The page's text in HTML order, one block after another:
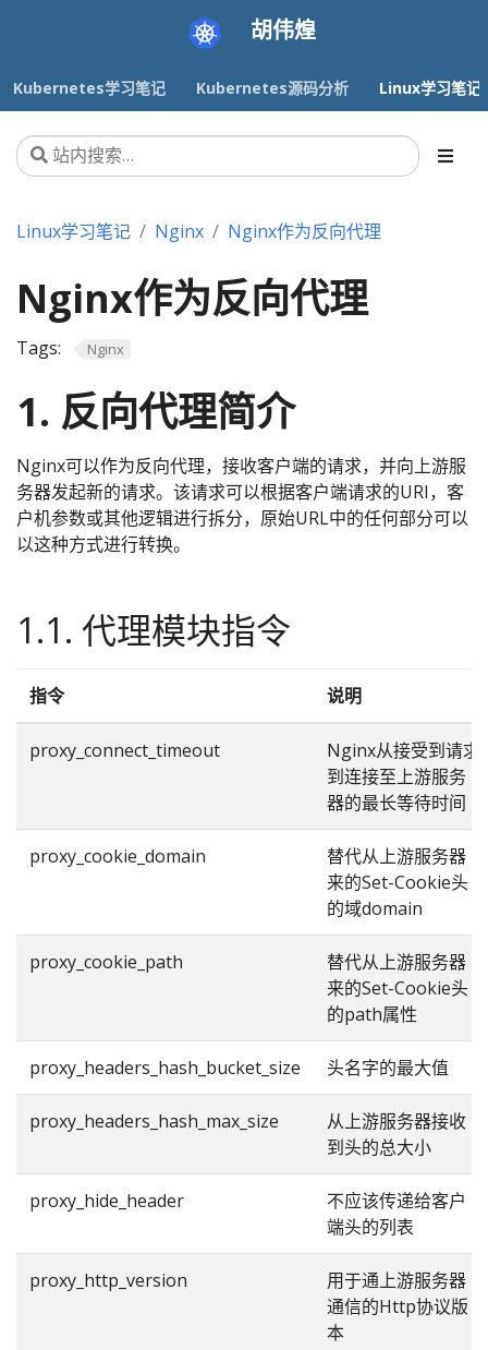
胡伟煌
Kubernetes学习笔记 Kubernetes源码分析 Linux学习笔记
Linux学习笔记 Nginx Nginx作为反向代理
Nginx作为反向代理
Tags: Nginx
1. 反向代理简介
Nginx可以作为反向代理，接收客户端的请求，并向上游服
务器发起新的请求。该请求可以根据客户端请求的URI，客
户机参数或其他逻辑进行拆分，原始URL中的任何部分可以
以这种方式进行转换。
1.1. 代理模块指令
指令 说明
proxy_connect_timeout
Nginx从接受到请求
到连接至上游服务
器的最长等待时间
proxy_cookie_domain
替代从上游服务器
来的Set-Cookie头
的域domain
proxy_cookie_path
替代从上游服务器
来的Set-Cookie头
的path属性
proxy_headers_hash_bucket_size 头名字的最大值
proxy_headers_hash_max_size
从上游服务器接收
到头的总大小
proxy_hide_header
不应该传递给客户
端头的列表
proxy_http_version
用于通上游服务器
通信的Http协议版
本